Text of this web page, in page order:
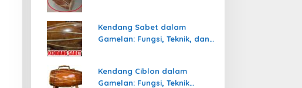
Kendang Sabet dalam
Gamelan: Fungsi, Teknik, dan
Kendang Ciblon dalam
Gamelan: Fungsi, Teknik